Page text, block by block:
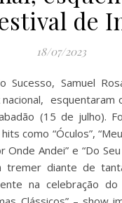
de
18/07/2023
esquentaram
(15 de julho).
como “Óculos”, “Meu
Onde Andei” e “Do
tremer diante de
na celebração